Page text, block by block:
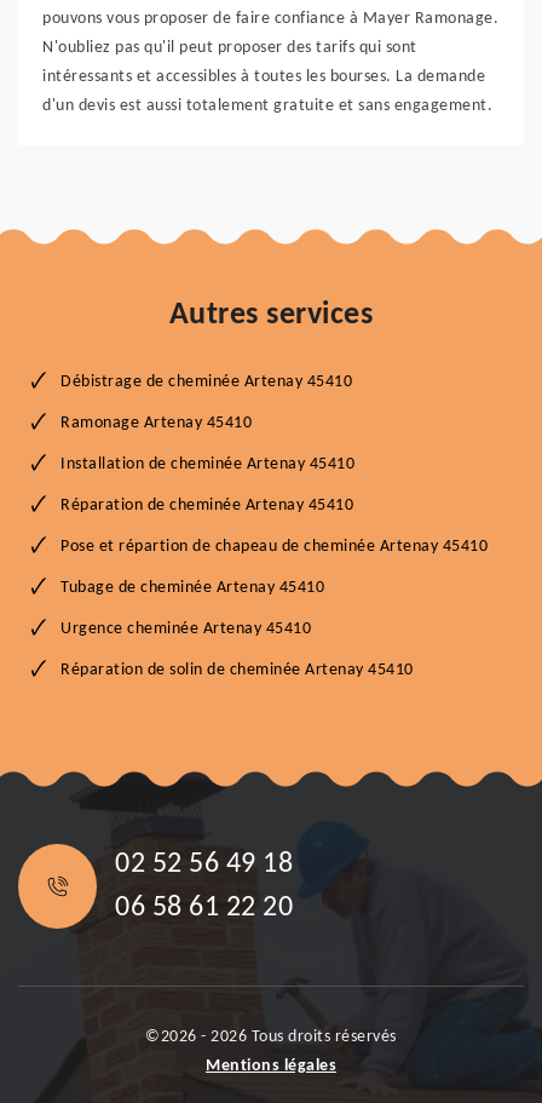
pouvons vous proposer de faire confiance à Mayer Ramonage.
N'oubliez pas qu'il peut proposer des tarifs qui sont
intéressants et accessibles à toutes les bourses. La demande
d'un devis est aussi totalement gratuite et sans engagement.
Autres services
Débistrage de cheminée Artenay 45410
Ramonage Artenay 45410
Installation de cheminée Artenay 45410
Réparation de cheminée Artenay 45410
Pose et répartion de chapeau de cheminée Artenay 45410
Tubage de cheminée Artenay 45410
Urgence cheminée Artenay 45410
Réparation de solin de cheminée Artenay 45410
02 52 56 49 18
06 58 61 22 20
©2026 - 2026 Tous droits réservés
Mentions légales